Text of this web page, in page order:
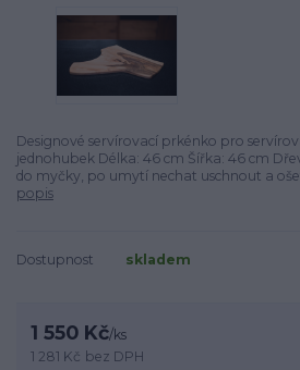
Designové servírovací prkénko pro
jednohubek Délka: 46 cm Šířka: 46 cm
do myčky, po umytí nechat uschnout a
popis
Dostupnost skladem
1 550 Kč/ks
1 281 Kč bez DPH